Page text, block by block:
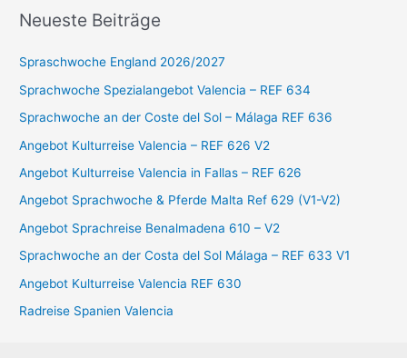
h
n
n
a
Neueste Beiträge
Spraschwoche England 2026/2027
Sprachwoche Spezialangebot Valencia – REF 634
Sprachwoche an der Coste del Sol – Málaga REF 636
Angebot Kulturreise Valencia – REF 626 V2
Angebot Kulturreise Valencia in Fallas – REF 626
Angebot Sprachwoche & Pferde Malta Ref 629 (V1-V2)
Angebot Sprachreise Benalmadena 610 – V2
Sprachwoche an der Costa del Sol Málaga – REF 633 V1
Angebot Kulturreise Valencia REF 630
Radreise Spanien Valencia